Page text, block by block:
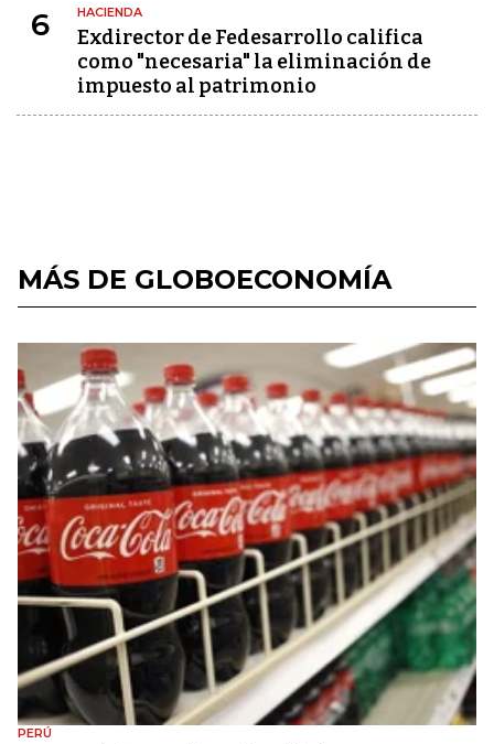
6 HACIENDA
Exdirector de Fedesarrollo califica
como "necesaria" la eliminación de
impuesto al patrimonio
MÁS DE GLOBOECONOMÍA
PERÚ